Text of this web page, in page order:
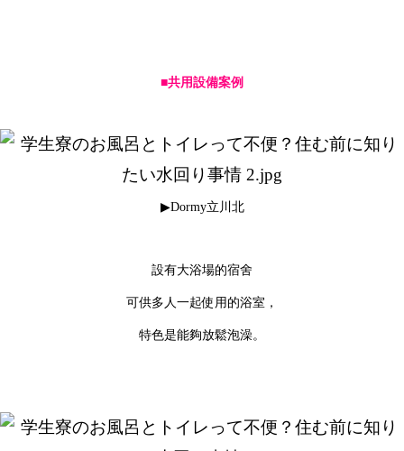
■共用設備案例
▶Dormy立川北
設有大浴場的宿舍
可供多人一起使用的浴室，
特色是能夠放鬆泡澡。